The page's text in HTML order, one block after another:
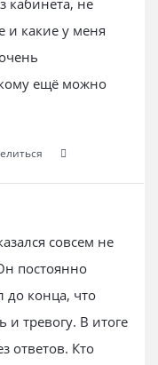
кабинета, не
и какие у меня
кому ещё можно
совсем не
постоянно
до конца, что
тревогу. В итоге
ответов. Кто